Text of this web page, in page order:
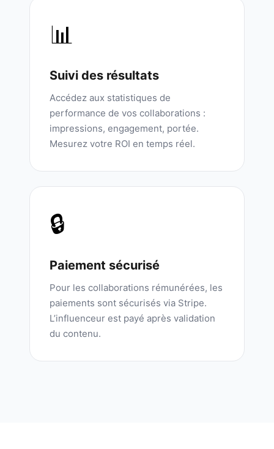
📊
Suivi des résultats
Accédez aux statistiques de
performance de vos collaborations :
impressions, engagement, portée.
Mesurez votre ROI en temps réel.
🔒
Paiement sécurisé
Pour les collaborations rémunérées, les
paiements sont sécurisés via Stripe.
L’influenceur est payé après validation
du contenu.